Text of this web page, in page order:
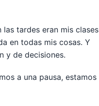
las tardes eran mis clases
en todas mis cosas. Y
y de decisiones.
a una pausa, estamos